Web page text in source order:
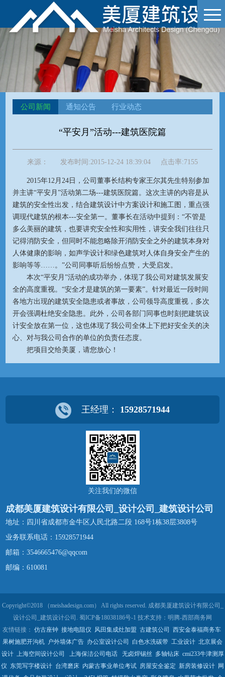
公司新闻 通知公告 行业动态
“平安月”活动---建筑医院篇
来源： 发布时间:2015-12-24 18:39:04 点击率:7155
2015年12月24日，公司董事长结构专家王尔其先生特别参加
并主讲“平安月”活动第二场---建筑医院篇。这次主讲的内容是从
建筑的安全性出发，结合建筑设计中方案设计和施工图，重点强
调现代建筑的根本---安全第一。董事长在活动中提到：“不管是
多么美丽的建筑，也要讲究安全性和实用性，讲安全我们往往只
记得消防安全，但同时不能忽略除开消防安全之外的建筑本身对
人体健康的影响，如声学设计和绿色建筑对人体自身安全产生的
影响等等……。”公司同事听后纷纷点赞，大受启发。
本次“平安月”活动的成功举办，体现了我公司对建筑发展安
全的高度重视。“安全才是建筑的第一要素”。针对最近一段时间
各地方出现的建筑安全隐患或者事故，公司领导高度重视，多次
开会强调杜绝安全隐患。此外，公司各部门同事也时刻把建筑设
计安全放在第一位，这也体现了我公司全体上下把好安全关的决
心、对与我公司合作的单位的负责任态度。
把项目交给美厦，请您放心！
王经理： 15928571944
关注我们的微信
成都美厦建筑设计有限公司_设计公司_建筑设计公司
地址：四川省成都市金牛区人民北路二段 168号1栋38层3808号
业务联系电话： 15928571944
邮箱：3546665476@qqcom
邮编：610081
Copyright©2018 （meishadesign.com） All rights reserved. 成都美厦建筑设计有限公司_
设计公司_建筑设计公司. 蜀ICP备18038186号-1 技术支持： 明腾-西部商务网
友情链接： 仿古座钟 接地电阻仪 风田集成灶加盟 古建筑公司 西安金泰福商务车
果树施肥开沟机 户外墙体广告 办公室设计公司 白色水洗碳带 工业设计 北京展会
设计
上海空间设计公司 上海保洁公司电话 无卤焊锡丝 多轴钻床 cmi233牛津测厚
仪 东莞写字楼设计 台湾磨床 内蒙古事业单位考试 房屋安全鉴定 新房装修设计 网